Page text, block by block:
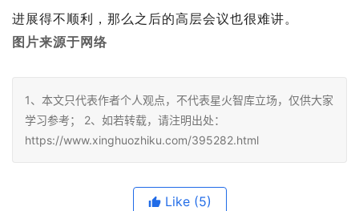
进展得不顺利，那么之后的高层会议也很难讲。
图片来源于网络
1、本文只代表作者个人观点，不代表星火智库立场，仅供大家
学习参考； 2、如若转载，请注明出处：
https://www.xinghuozhiku.com/395282.html
Like (5)